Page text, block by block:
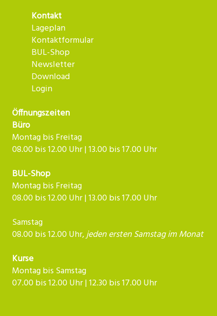
Kontakt
Lageplan
Kontaktformular
BUL-Shop
Newsletter
Download
Login
Öffnungszeiten
Büro
Montag bis Freitag
08.00 bis 12.00 Uhr | 13.00 bis 17.00 Uhr
BUL-Shop
Montag bis Freitag
08.00 bis 12.00 Uhr | 13.00 bis 17.00 Uhr
Samstag
08.00 bis 12.00 Uhr,jeden ersten Samstag im Monat
Kurse
Montag bis Samstag
07.00 bis 12.00 Uhr | 12.30 bis 17.00 Uhr​​​​​​